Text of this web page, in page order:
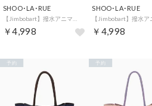
SHOO･LA･RUE
【Jimbobart】撥水アニマル刺繍トートバッグ （グレー(012)）
￥4,998
SHOO･LA･RUE
￥4,998
予約 予約